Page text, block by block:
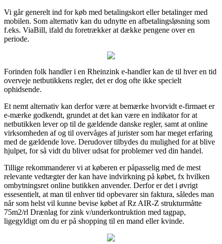
Vi går generelt ind for køb med betalingskort eller betalinger med
mobilen. Som alternativ kan du udnytte en afbetalingsløsning som
f.eks. ViaBill, ifald du foretrækker at dække pengene over en
periode.
Forinden folk handler i en Rheinzink e-handler kan de til hver en tid
overveje netbutikkens regler, det er dog ofte ikke specielt
ophidsende.
Et nemt alternativ kan derfor være at bemærke hvorvidt e-firmaet er
e-mærke godkendt, grundet at det kan være en indikator for at
netbutikken lever op til de gældende danske regler, samt at online
virksomheden af og til overvåges af jurister som har meget erfaring
med de gældende love. Derudover tilbydes du mulighed for at blive
hjulpet, for så vidt du bliver udsat for problemer ved din handel.
Tillige rekommanderer vi at køberen er påpasselig med de mest
relevante vedtægter der kan have indvirkning på købet, fx hvilken
ombytningsret online butikken anvender. Derfor er det i øvrigt
essesentielt, at man til enhver tid opbevarer sin faktura, således man
når som helst vil kunne bevise købet af Rz AIR-Z strukturmåtte
75m2/rl Drænlag for zink v/underkontruktion med tagpap,
ligegyldigt om du er på shopping til en mand eller kvinde.